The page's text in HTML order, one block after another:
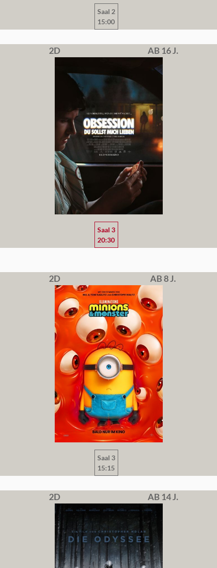
Saal 2
15:00
2D AB 16 J.
Saal 3
20:30
2D AB 8 J.
Saal 3
15:15
2D AB 14 J.